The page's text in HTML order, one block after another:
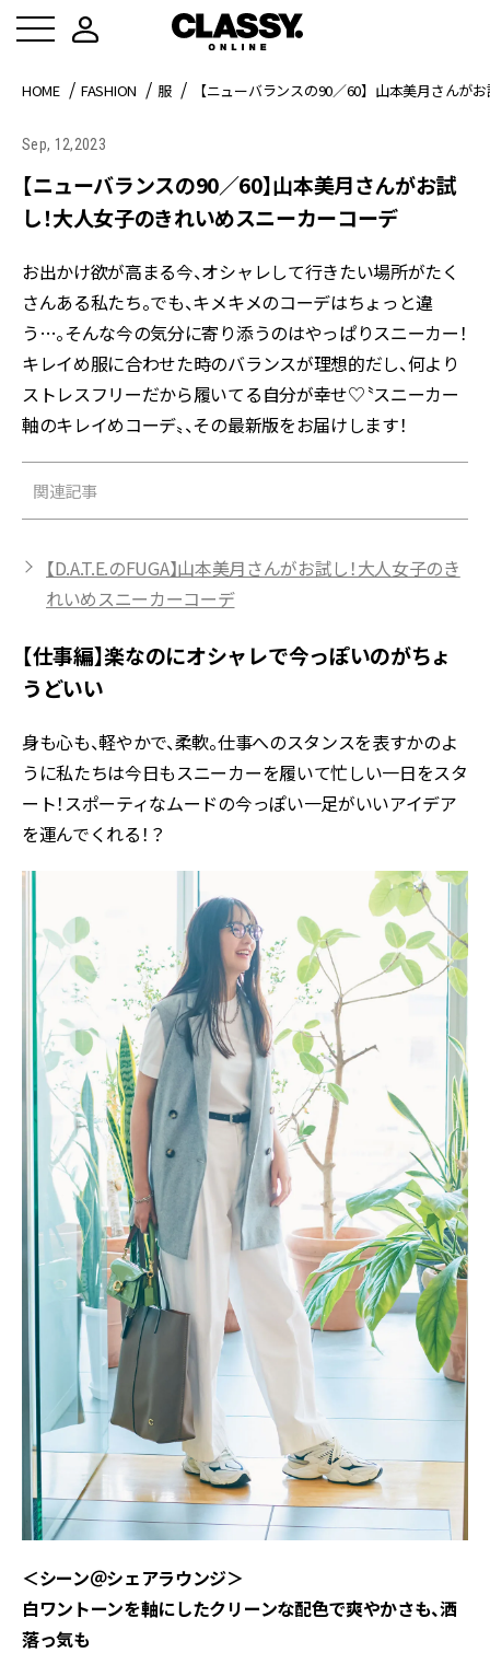
HOME FASHION 服 【ニューバランスの90／60】山本美月さんが
Sep, 12,2023
【ニューバランスの90／60】山本美月さんがお試
し！大人女子のきれいめスニーカーコーデ
お出かけ欲が高まる今、オシャレして行きたい場所がたく
さんある私たち。でも、キメキメのコーデはちょっと違
う…。そんな今の気分に寄り添うのはやっぱりスニーカー！
キレイめ服に合わせた時のバランスが理想的だし、何より
ストレスフリーだから履いてる自分が幸せ♡〝スニーカー
軸のキレイめコーデ〟、その最新版をお届けします！
関連記事
【D.A.T.E.のFUGA】山本美月さんがお試し！大人女子のき
れいめスニーカーコーデ
【仕事編】楽なのにオシャレで今っぽいのがちょ
うどいい
身も心も、軽やかで、柔軟。仕事へのスタンスを表すかのよ
うに私たちは今日もスニーカーを履いて忙しい一日をスタ
ート！スポーティなムードの今っぽい一足がいいアイデア
を運んでくれる！？
＜シーン＠シェアラウンジ＞
白ワントーンを軸にしたクリーンな配色で爽やかさも、洒
落っ気も